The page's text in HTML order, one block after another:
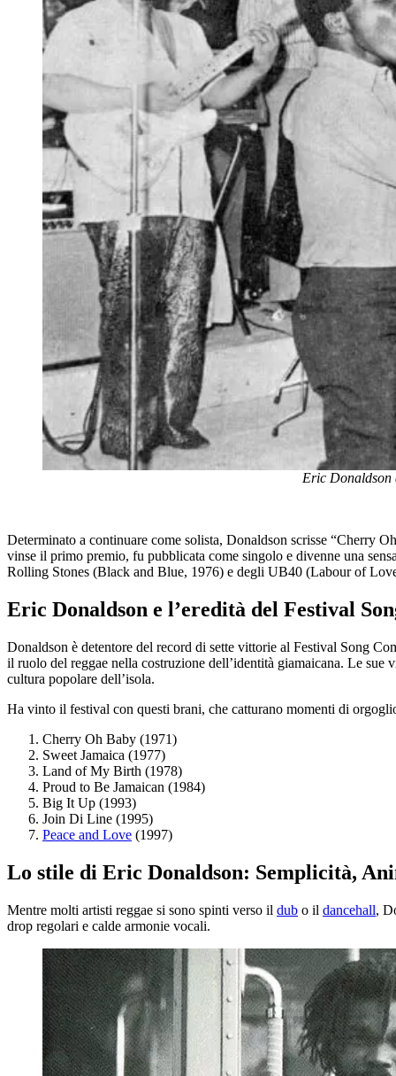
Eric Donaldson
Determinato a continuare come solista, Donaldson scrisse “Cherry
vinse il primo premio, fu pubblicata come singolo e divenne una
Rolling Stones (Black and Blue, 1976) e degli UB40 (Labour of
Eric Donaldson e l’eredità del Festival
Donaldson è detentore del record di sette vittorie al Festival Song
il ruolo del reggae nella costruzione dell’identità giamaicana. Le
cultura popolare dell’isola.
Ha vinto il festival con questi brani, che catturano momenti di
Cherry Oh Baby (1971)
Sweet Jamaica (1977)
Land of My Birth (1978)
Proud to Be Jamaican (1984)
Big It Up (1993)
Join Di Line (1995)
Peace and Love (1997)
Lo stile di Eric Donaldson: Semplicità,
Mentre molti artisti reggae si sono spinti verso il dub o il dancehall,
drop regolari e calde armonie vocali.